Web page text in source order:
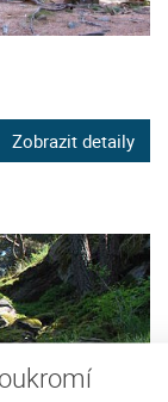
Zobrazit detaily